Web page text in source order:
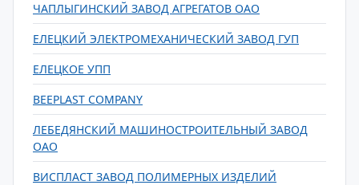
ЧАПЛЫГИНСКИЙ ЗАВОД АГРЕГАТОВ ОАО
ЕЛЕЦКИЙ ЭЛЕКТРОМЕХАНИЧЕСКИЙ ЗАВОД ГУП
ЕЛЕЦКОЕ УПП
BEEPLAST COMPANY
ЛЕБЕДЯНСКИЙ МАШИНОСТРОИТЕЛЬНЫЙ ЗАВОД
ОАО
ВИСПЛАСТ ЗАВОД ПОЛИМЕРНЫХ ИЗДЕЛИЙ